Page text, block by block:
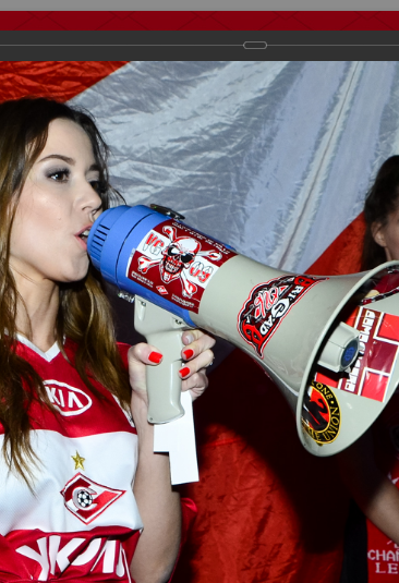
Фанату Стадионы О футболе КБ Форум
>Сезон 2017 Мисс Спартак 2017
Цветкова. Третье место у Дарьи Прозоровой,